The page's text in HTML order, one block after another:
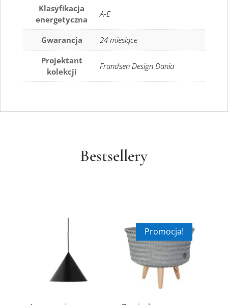
Klasyfikacja
energetyczna
A-E
Gwarancja
24 miesiące
Projektant
kolekcji
Frandsen Design Dania
Bestsellery
Promocja!